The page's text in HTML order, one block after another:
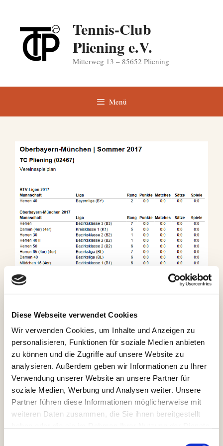
Diese Webseite verwendet Cookies
Wir verwenden Cookies, um Inhalte und Anzeigen zu
personalisieren, Funktionen für soziale Medien anbieten
zu können und die Zugriffe auf unsere Website zu
analysieren. Außerdem geben wir Informationen zu Ihrer
Verwendung unserer Website an unsere Partner für
soziale Medien, Werbung und Analysen weiter. Unsere
Partner führen diese Informationen möglicherweise mit
weiteren Daten zusammen, die Sie ihnen bereitgestellt
springen
Tennis-Club
Pliening e.V.
Mitterweg 13 – 85652 Pliening
Menü
Die Spieltermine für
Medenrunde stehen fest
27. Februar 2017 von Julian
Liebe Mannschaftsspieler, Betreuer & Fans,